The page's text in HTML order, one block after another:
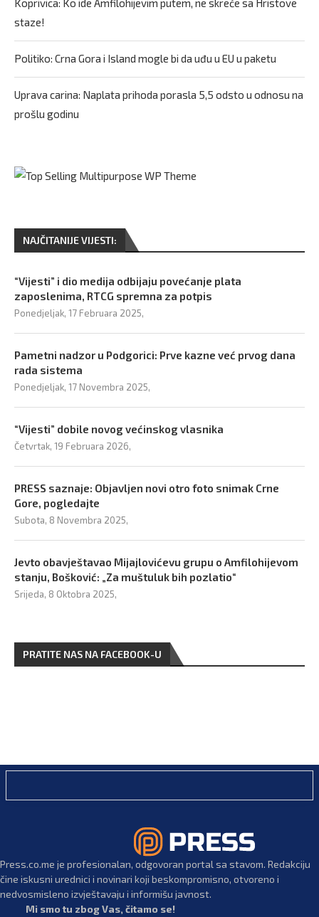
Koprivica: Ko ide Amfilohijevim putem, ne skreće sa Hristove
staze!
Politiko: Crna Gora i Island mogle bi da uđu u EU u paketu
Uprava carina: Naplata prihoda porasla 5,5 odsto u odnosu na
prošlu godinu
NAJČITANIJE VIJESTI:
“Vijesti” i dio medija odbijaju povećanje plata
zaposlenima, RTCG spremna za potpis
Ponedjeljak, 17 Februara 2025,
Pametni nadzor u Podgorici: Prve kazne već prvog dana
rada sistema
Ponedjeljak, 17 Novembra 2025,
“Vijesti” dobile novog većinskog vlasnika
Četvrtak, 19 Februara 2026,
PRESS saznaje: Objavljen novi otro foto snimak Crne
Gore, pogledajte
Subota, 8 Novembra 2025,
Jevto obavještavao Mijajlovićevu grupu o Amfilohijevom
stanju, Bošković: „Za muštuluk bih pozlatio“
Srijeda, 8 Oktobra 2025,
PRATITE NAS NA FACEBOOK-U
Press.co.me je profesionalan, odgovoran portal sa stavom. Redakciju
čine iskusni urednici i novinari koji beskompromisno, otvoreno i
nedvosmisleno izvještavaju i informišu javnost.
Mi smo tu zbog Vas, čitamo se!